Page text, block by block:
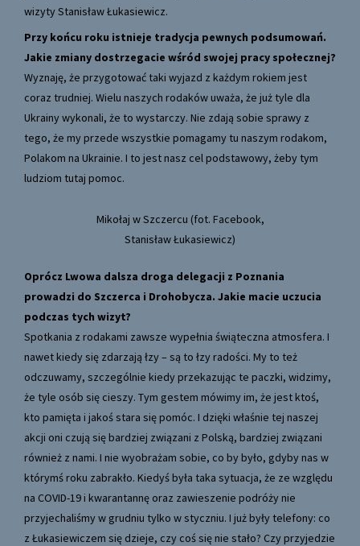
wizyty Stanisław Łukasiewicz.
Przy końcu roku istnieje tradycja pewnych podsumowań.
Jakie zmiany dostrzegacie wśród swojej pracy społecznej?
Wyznaję, że przygotować taki wyjazd z każdym rokiem jest
coraz trudniej. Wielu naszych rodaków uważa, że już tyle dla
Ukrainy wykonali, że to wystarczy. Nie zdają sobie sprawy z
tego, że my przede wszystkie pomagamy tu naszym rodakom,
Polakom na Ukrainie. I to jest nasz cel podstawowy, żeby tym
ludziom tutaj pomoc.
Mikołaj w Szczercu (fot. Facebook,
Stanisław Łukasiewicz)
Oprócz Lwowa dalsza droga delegacji z Poznania
prowadzi do Szczerca i Drohobycza. Jakie macie uczucia
podczas tych wizyt?
Spotkania z rodakami zawsze wypełnia świąteczna atmosfera. I
nawet kiedy się zdarzają łzy – są to łzy radości. My to też
odczuwamy, szczególnie kiedy przekazując te paczki, widzimy,
że tyle osób się cieszy. Tym gestem mówimy im, że jest ktoś,
kto pamięta i jakoś stara się pomóc. I dzięki właśnie tej naszej
akcji oni czują się bardziej związani z Polską, bardziej związani
również z nami. I nie wyobrażam sobie, co by było, gdyby nas w
którymś roku zabrakło. Kiedyś była taka sytuacja, że ze względu
na COVID-19 i kwarantannę oraz zawieszenie podróży nie
przyjechaliśmy w grudniu tylko w styczniu. I już były telefony: co
z Łukasiewiczem się dzieje, czy coś się nie stało? Czy przyjedzie